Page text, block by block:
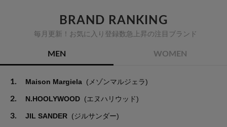
BRAND RANKING
毎月更新！お気に入り登録数急上昇の注目ブランド
MEN WOMEN
1. Maison Margiela (メゾンマルジェラ)
2. N.HOOLYWOOD (エヌハリウッド)
3. JIL SANDER (ジルサンダー)